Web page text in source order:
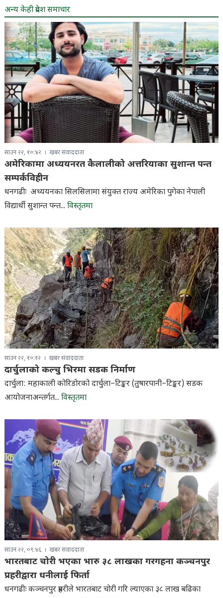
अन्य केही प्रदेश समाचार
साउन २२, १०:४२ खबर संवाददाता
अमेरिकामा अध्ययनरत कैलालीको अत्तरियाका सुशान्त पन्त
सम्पर्कविहीन
धनगढीः अध्ययनका सिलसिलामा संयुक्त राज्य अमेरिका पुगेका नेपाली
विद्यार्थी सुशान्त पन्त... विस्तृतमा
साउन २२, १०:१२ खबर संवाददाता
दार्चुलाको कल्चु भिरमा सडक निर्माण
दार्चुला: महाकाली कोरिडोरको दार्चुला–टिङ्कर (तुषारपानी–टिङ्कर) सडक
आयोजनाअन्तर्गत... विस्तृतमा
साउन २२, ०९:४६ खबर संवाददाता
भारतबाट चोरी भएका भारु ३८ लाखका गरगहना कञ्चनपुर
प्रहरीद्वारा धनीलाई फिर्ता
धनगढीः कञ्चनपुर प्रहरीले भारतबाट चोरी गरि ल्याएका ३८ लाख बढिका